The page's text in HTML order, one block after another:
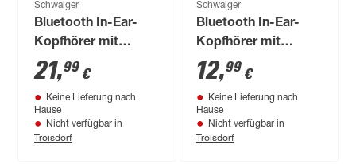
Schwaiger
Bluetooth In-Ear-
Kopfhörer mit
Mikrofon
21,99 €
Keine Lieferung nach
Hause
Nicht verfügbar in
Troisdorf
Schwaiger
Bluetooth In-Ear-
Kopfhörer mit
Slimkabel und
Mikrofon
12,99 €
Keine Lieferung nach
Hause
Nicht verfügbar in
Troisdorf